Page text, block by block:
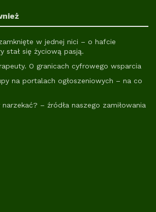
w jednej nici – o hafcie
stał się życiową pasją.
O granicach cyfrowego wsparcia
na portalach ogłoszeniowych – na co
– źródła naszego zamiłowania